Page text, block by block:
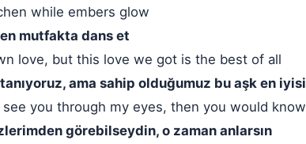
while embers glow
mutfakta dans et
love, but this love we got is the best of all
ama sahip olduğumuz bu aşk en iyisi
you through my eyes, then you would know
görebilseydin, o zaman anlarsın